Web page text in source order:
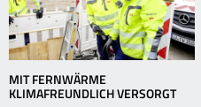
MIT FERNWÄRME
KLIMAFREUNDLICH VERSORGT